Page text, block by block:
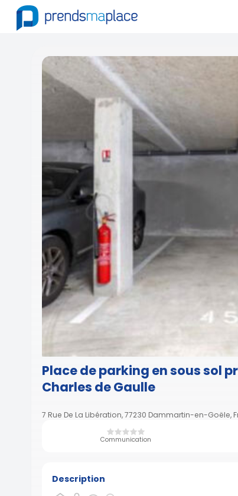
Place de parking en sous sol
Charles de Gaulle
7 Rue De La Libération, 77230 Dammartin-en-Goële,
Communication
Description